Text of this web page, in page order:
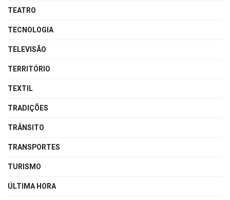
TEATRO
TECNOLOGIA
TELEVISÃO
TERRITÓRIO
TEXTIL
TRADIÇÕES
TRÂNSITO
TRANSPORTES
TURISMO
ÚLTIMA HORA